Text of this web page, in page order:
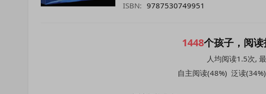
ISBN: 9787530749951
1448个孩子，阅读
人均阅读1.5次,
自主阅读(48%) 泛读(34%)